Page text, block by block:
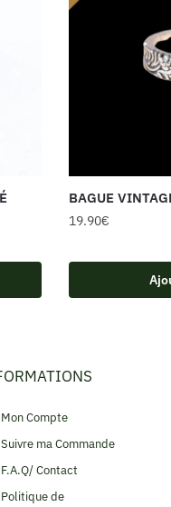
BAGUE
19.90€
Mon Compte
Suivre ma Commande
F.A.Q/ Contact
Politique de